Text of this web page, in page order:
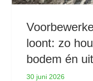
loont: zo
bodem én
30 juni 2026